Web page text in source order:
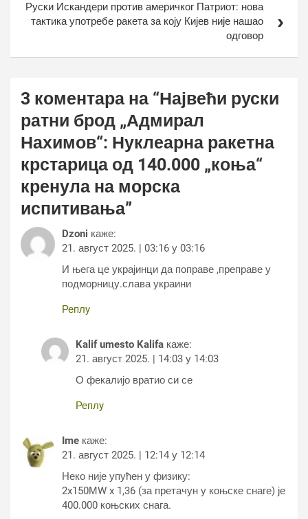
Руски Искандери против америчког Патриот: нова
тактика употребе ракета за коју Кијев није нашао
одговор
3 коментара на “Највећи руски
ратни брод „Адмирал
Нахимов“: Нуклеарна ракетна
крстарица од 140.000 „коња“
кренула на морска
испитивања”
Dzoni каже:
21. август 2025. | 03:16 у 03:16
И њега це украјинци да поправе ,преправе у
подморницу.слава украини
Реплy
Kalif umesto Kalifa каже:
21. август 2025. | 14:03 у 14:03
О фекалијо вратио си се
Реплy
Ime каже:
21. август 2025. | 12:14 у 12:14
Неко није упућен у физику:
2x150МW x 1,36 (за претачун у коњске снаге) је
400.000 коњских снага.